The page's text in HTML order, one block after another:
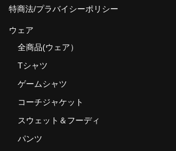
特商法/プラバイシーポリシー
ウェア
全商品(ウェア）
Tシャツ
ゲームシャツ
コーチジャケット
スウェット＆フーディ
パンツ